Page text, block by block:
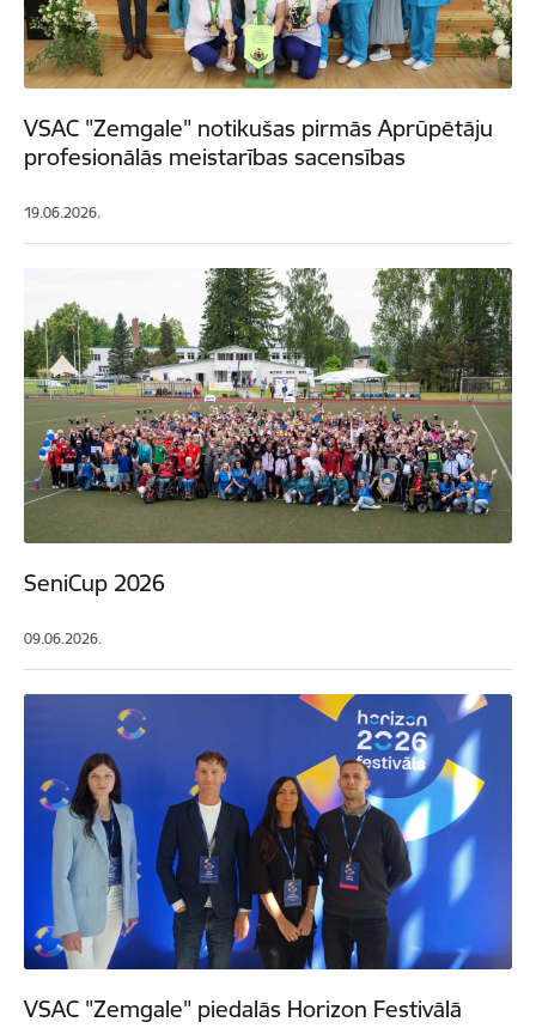
VSAC "Zemgale" notikušas pirmās Aprūpētāju
profesionālās meistarības sacensības
19.06.2026.
SeniCup 2026
09.06.2026.
VSAC "Zemgale" piedalās Horizon Festivālā